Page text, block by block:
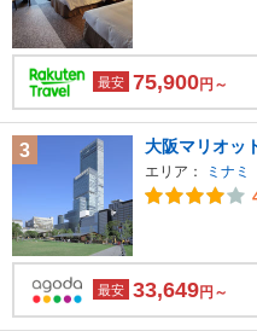
最安 75,900円～
3 大阪マリオッ
エリア： ミナミ
最安 33,649円～